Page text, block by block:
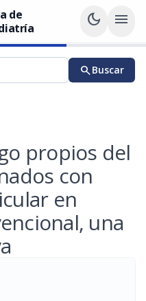
de
dark_mode menu
searchBuscar
propios del
con
en
una